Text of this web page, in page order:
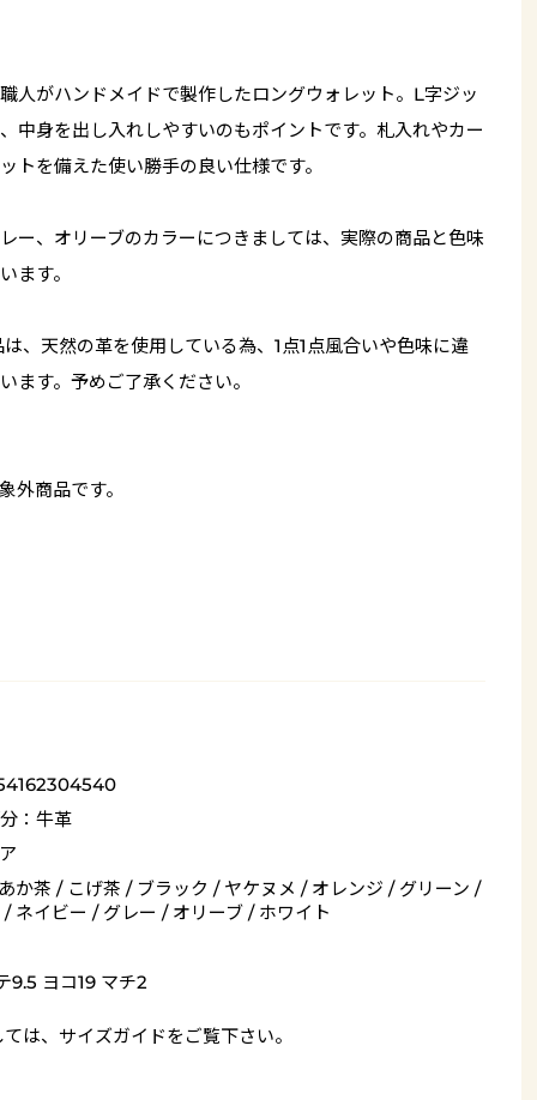
人がハンドメイドで製作したロングウォレット。L字ジッ
中身を出し入れしやすいのもポイントです。札入れやカー
トを備えた使い勝手の良い仕様です。
ー、オリーブのカラーにつきましては、実際の商品と色味
ます。
、天然の革を使用している為、1点1点風合いや色味に違
ます。予めご了承ください。
外商品です。
：牛革
か茶 / こげ茶 / ブラック / ヤケヌメ / オレンジ / グリーン /
ネイビー / グレー / オリーブ / ホワイト
9.5 ヨコ19 マチ2
は、 サイズガイドをご覧下さい。